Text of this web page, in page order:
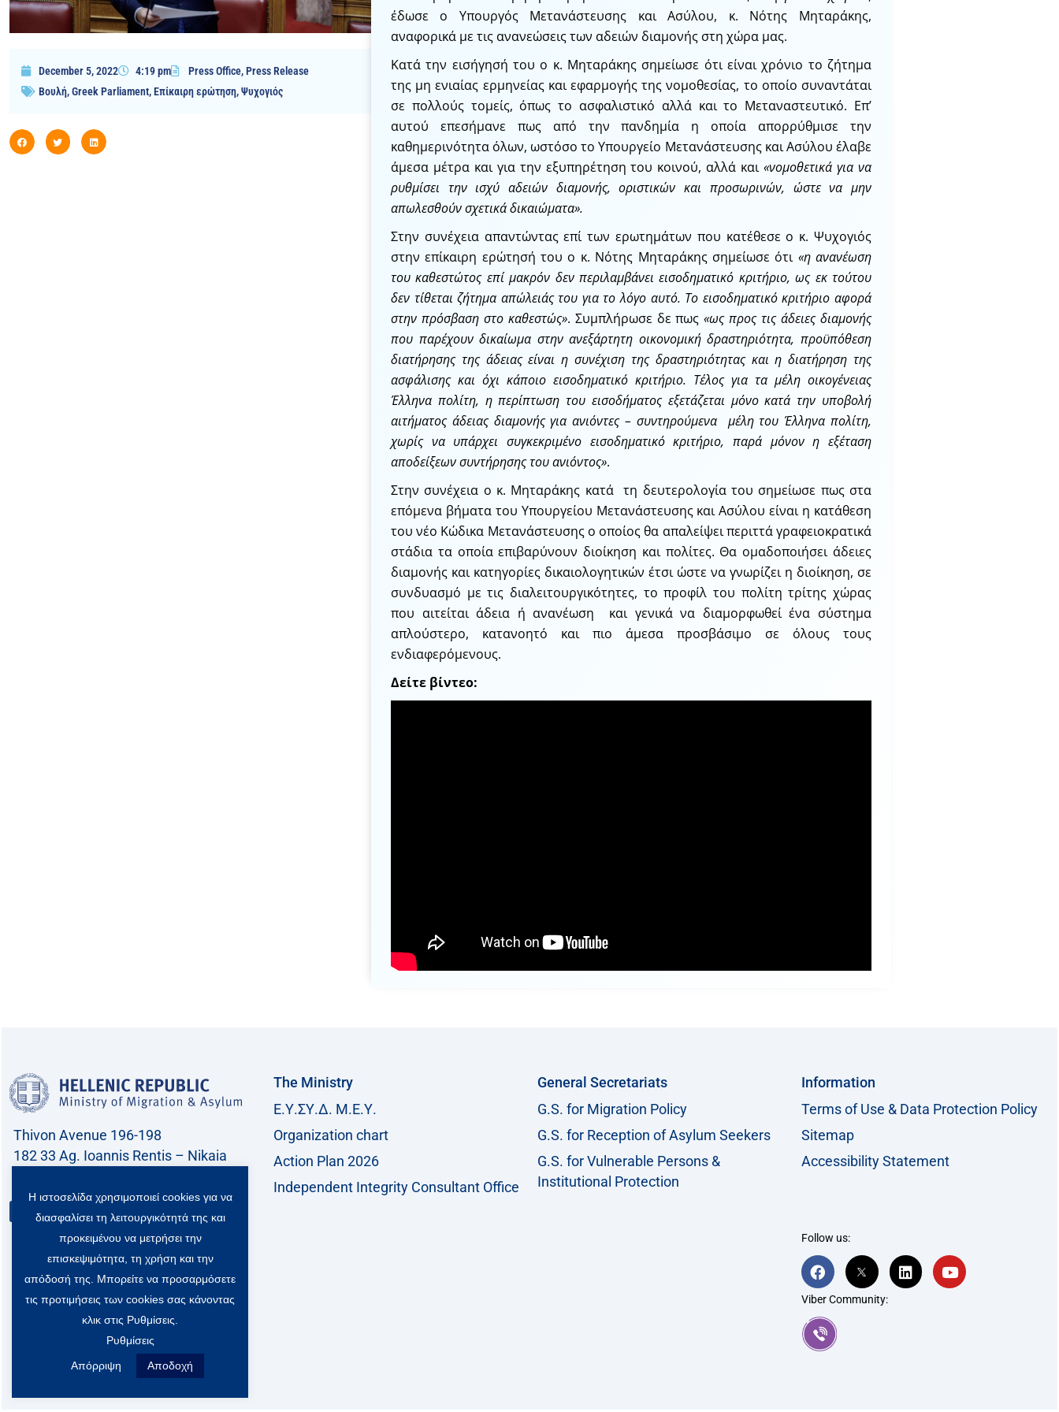
December 5, 2022 4:19 pm Press Office,Press Release
Βουλή,Greek Parliament,Επίκαιρη ερώτηση,Ψυχογιός
έδωσε ο Υπουργός Μετανάστευσης και Ασύλου, κ. Νότης Μηταράκης,
αναφορικά με τις ανανεώσεις των αδειών διαμονής στη χώρα μας.
Κατά την εισήγησή του ο κ. Μηταράκης σημείωσε ότι είναι χρόνιο το ζήτημα
της μη ενιαίας ερμηνείας και εφαρμογής της νομοθεσίας, το οποίο συναντάται
σε πολλούς τομείς, όπως το ασφαλιστικό αλλά και το Μεταναστευτικό. Επ’
αυτού επεσήμανε πως από την πανδημία η οποία απορρύθμισε την
καθημερινότητα όλων, ωστόσο το Υπουργείο Μετανάστευσης και Ασύλου έλαβε
άμεσα μέτρα και για την εξυπηρέτηση του κοινού, αλλά και«νομοθετικά για να
ρυθμίσει την ισχύ αδειών διαμονής, οριστικών και προσωρινών, ώστε να μην
απωλεσθούν σχετικά δικαιώματα».
Στην συνέχεια απαντώντας επί των ερωτημάτων που κατέθεσε ο κ. Ψυχογιός
στην επίκαιρη ερώτησή του ο κ. Νότης Μηταράκης σημείωσε ότι «η ανανέωση
του καθεστώτος επί μακρόν δεν περιλαμβάνει εισοδηματικό κριτήριο, ως εκ τούτου
δεν τίθεται ζήτημα απώλειάς του για το λόγο αυτό. Το εισοδηματικό κριτήριο αφορά
στην πρόσβαση στο καθεστώς». Συμπλήρωσε δε πως«ως προς τις άδειες διαμονής
που παρέχουν δικαίωμα στην ανεξάρτητη οικονομική δραστηριότητα, προϋπόθεση
διατήρησης της άδειας είναι η συνέχιση της δραστηριότητας και η διατήρηση της
ασφάλισης και όχι κάποιο εισοδηματικό κριτήριο. Τέλος για τα μέλη οικογένειας
Έλληνα πολίτη, η περίπτωση του εισοδήματος εξετάζεται μόνο κατά την υποβολή
αιτήματος άδειας διαμονής για ανιόντες – συντηρούμενα μέλη του Έλληνα πολίτη,
χωρίς να υπάρχει συγκεκριμένο εισοδηματικό κριτήριο, παρά μόνον η εξέταση
αποδείξεων συντήρησης του ανιόντος».
Στην συνέχεια ο κ. Μηταράκης κατά τη δευτερολογία του σημείωσε πως στα
επόμενα βήματα του Υπουργείου Μετανάστευσης και Ασύλου είναι η κατάθεση
του νέο Κώδικα Μετανάστευσης ο οποίος θα απαλείψει περιττά γραφειοκρατικά
στάδια τα οποία επιβαρύνουν διοίκηση και πολίτες. Θα ομαδοποιήσει άδειες
διαμονής και κατηγορίες δικαιολογητικών έτσι ώστε να γνωρίζει η διοίκηση, σε
συνδυασμό με τις διαλειτουργικότητες, το προφίλ του πολίτη τρίτης χώρας
που αιτείται άδεια ή ανανέωση και γενικά να διαμορφωθεί ένα σύστημα
απλούστερο, κατανοητό και πιο άμεσα προσβάσιμο σε όλους τους
ενδιαφερόμενους.
Δείτε βίντεο:
Thivon Avenue 196-198
182 33 Ag. Ioannis Rentis – Nikaia
Contact
The Ministry
Ε.Υ.ΣΥ.Δ. Μ.Ε.Υ.
Organization chart
Action Plan 2026
Independent Integrity Consultant Office
General Secretariats
G.S. for Migration Policy
G.S. for Reception of Asylum Seekers
G.S. for Vulnerable Persons &
Institutional Protection
Information
Terms of Use & Data Protection Policy
Sitemap
Accessibility Statement
Follow us:
F
a
c
e
b
o
o
T
w
i
t
L
i
n
Y
o
u
Viber Community:
Η ιστοσελίδα χρησιμοποιεί cookies για να
διασφαλίσει τη λειτουργικότητά της και
προκειμένου να μετρήσει την
επισκεψιμότητα, τη χρήση και την
απόδοσή της. Μπορείτε να προσαρμόσετε
τις προτιμήσεις των cookies σας κάνοντας
κλικ στις Ρυθμίσεις.
Ρυθμίσεις
Απόρριψη Αποδοχή